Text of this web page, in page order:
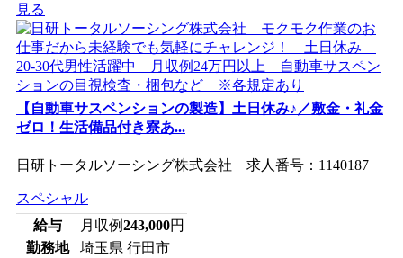
見る
【自動車サスペンションの製造】土日休み♪／敷金・礼金
ゼロ！生活備品付き寮あ...
日研トータルソーシング株式会社 求人番号：1140187
スペシャル
給与
月収例243,000円
勤務地
埼玉県 行田市